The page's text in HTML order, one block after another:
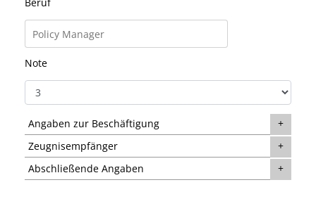
Note
Angaben zur Beschäftigung
Zeugnisempfänger
Abschließende Angaben